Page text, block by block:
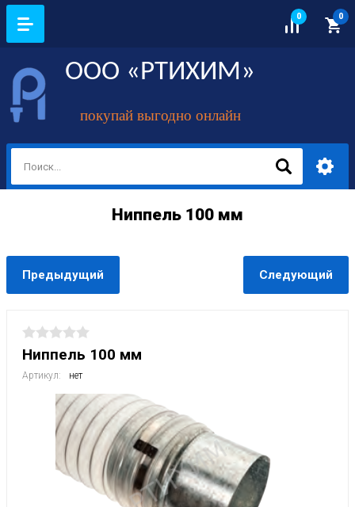
0 0
ООО «РТИХИМ»
покупай выгодно онлайн
Ниппель 100 мм
Предыдущий Следующий
Ниппель 100 мм
Артикул: нет